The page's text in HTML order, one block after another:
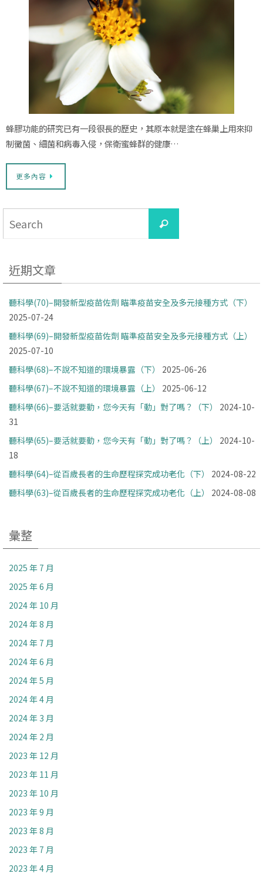
蜂膠功能的研究已有一段很長的歷史，其原本就是塗在蜂巢上用來抑
制黴菌、細菌和病毒入侵，保衛蜜蜂群的健康…
更多內容
Search
近期文章
聽科學(70)–開發新型疫苗佐劑 瞄準疫苗安全及多元接種方式（下）
2025-07-24
聽科學(69)–開發新型疫苗佐劑 瞄準疫苗安全及多元接種方式（上）
2025-07-10
聽科學(68)–不說不知道的環境暴露（下）
2025-06-26
聽科學(67)–不說不知道的環境暴露（上）
2025-06-12
聽科學(66)–要活就要動，您今天有「動」對了嗎？（下）
2024-10-
31
聽科學(65)–要活就要動，您今天有「動」對了嗎？（上）
2024-10-
18
聽科學(64)–從百歲長者的生命歷程探究成功老化（下）
2024-08-22
聽科學(63)–從百歲長者的生命歷程探究成功老化（上）
2024-08-08
彙整
2025 年 7 月
2025 年 6 月
2024 年 10 月
2024 年 8 月
2024 年 7 月
2024 年 6 月
2024 年 5 月
2024 年 4 月
2024 年 3 月
2024 年 2 月
2023 年 12 月
2023 年 11 月
2023 年 10 月
2023 年 9 月
2023 年 8 月
2023 年 7 月
2023 年 4 月